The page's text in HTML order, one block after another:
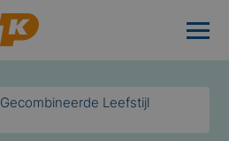
Gecombineerde Leefstijl